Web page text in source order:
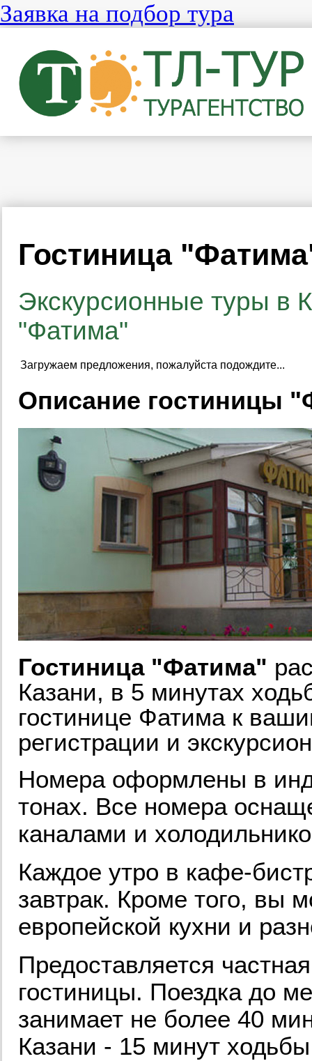
Заявка на подбор тура
Гостиница
Экскурсионные туры в
"Фатима"
Загружаем предложения, пожалуйста подождите...
Описание гостиницы
Гостиница "Фатима"
Казани, в 5 минутах
гостинице Фатима к
регистрации и
Номера оформлены в
тонах. Все номера
каналами и
Каждое утро в кафе-
завтрак. Кроме того, вы
европейской кухни и
Предоставляется
гостиницы. Поездка до
занимает не более 40
Казани - 15 минут